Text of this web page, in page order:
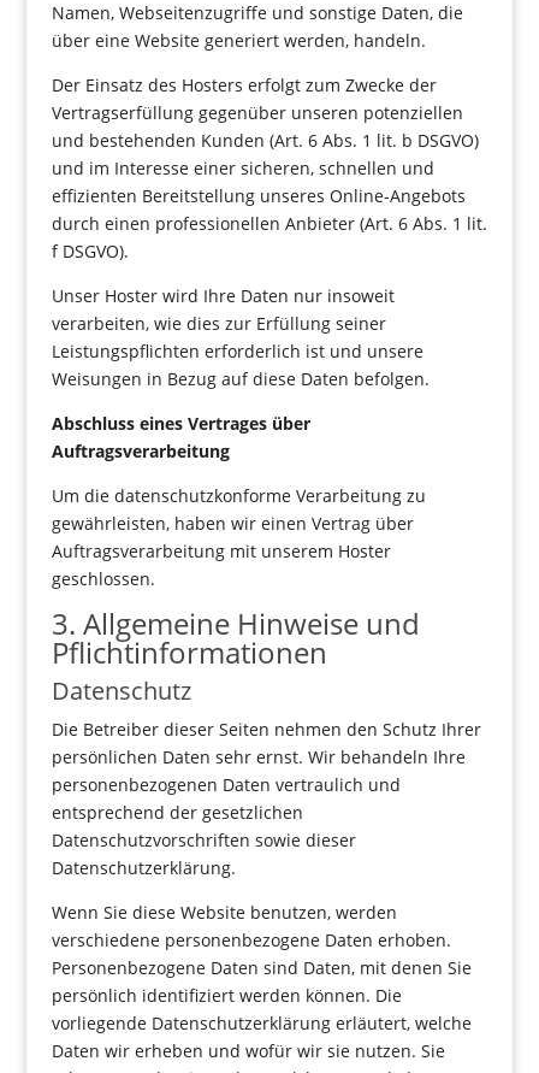
Namen, Webseitenzugriffe und sonstige Daten, die
über eine Website generiert werden, handeln.
Der Einsatz des Hosters erfolgt zum Zwecke der
Vertragserfüllung gegenüber unseren potenziellen
und bestehenden Kunden (Art. 6 Abs. 1 lit. b DSGVO)
und im Interesse einer sicheren, schnellen und
effizienten Bereitstellung unseres Online-Angebots
durch einen professionellen Anbieter (Art. 6 Abs. 1 lit.
f DSGVO).
Unser Hoster wird Ihre Daten nur insoweit
verarbeiten, wie dies zur Erfüllung seiner
Leistungspflichten erforderlich ist und unsere
Weisungen in Bezug auf diese Daten befolgen.
Abschluss eines Vertrages über
Auftragsverarbeitung
Um die datenschutzkonforme Verarbeitung zu
gewährleisten, haben wir einen Vertrag über
Auftragsverarbeitung mit unserem Hoster
geschlossen.
3. Allgemeine Hinweise und
Pflichtinformationen
Datenschutz
Die Betreiber dieser Seiten nehmen den Schutz Ihrer
persönlichen Daten sehr ernst. Wir behandeln Ihre
personenbezogenen Daten vertraulich und
entsprechend der gesetzlichen
Datenschutzvorschriften sowie dieser
Datenschutzerklärung.
Wenn Sie diese Website benutzen, werden
verschiedene personenbezogene Daten erhoben.
Personenbezogene Daten sind Daten, mit denen Sie
persönlich identifiziert werden können. Die
vorliegende Datenschutzerklärung erläutert, welche
Daten wir erheben und wofür wir sie nutzen. Sie